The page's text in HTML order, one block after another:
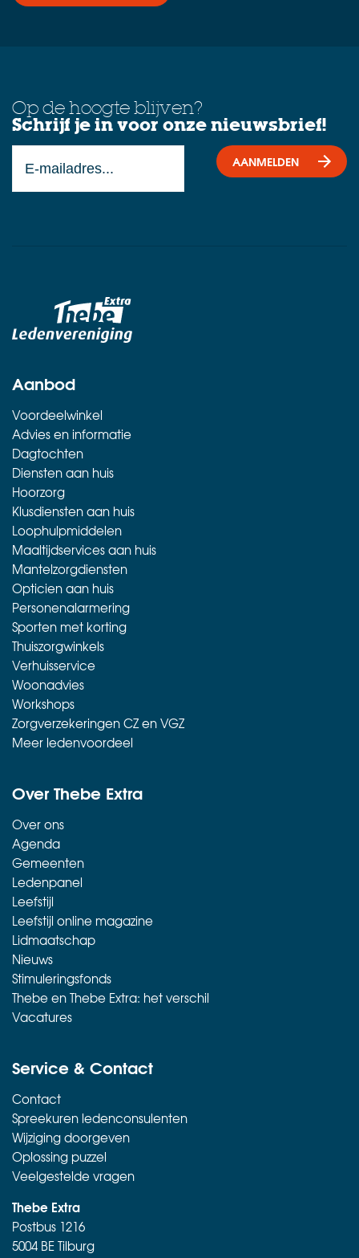
Op de hoogte blijven?
Schrijf je in voor onze nieuwsbrief!
AANMELDEN
Aanbod
Voordeelwinkel
Advies en informatie
Dagtochten
Diensten aan huis
Hoorzorg
Klusdiensten aan huis
Loophulpmiddelen
Maaltijdservices aan huis
Mantelzorgdiensten
Opticien aan huis
Personenalarmering
Sporten met korting
Thuiszorgwinkels
Verhuisservice
Woonadvies
Workshops
Zorgverzekeringen CZ en VGZ
Meer ledenvoordeel
Over Thebe Extra
Over ons
Agenda
Gemeenten
Ledenpanel
Leefstijl
Leefstijl online magazine
Lidmaatschap
Nieuws
Stimuleringsfonds
Thebe en Thebe Extra: het verschil
Vacatures
Service & Contact
Contact
Spreekuren ledenconsulenten
Wijziging doorgeven
Oplossing puzzel
Veelgestelde vragen
Thebe Extra
Postbus 1216
5004 BE Tilburg